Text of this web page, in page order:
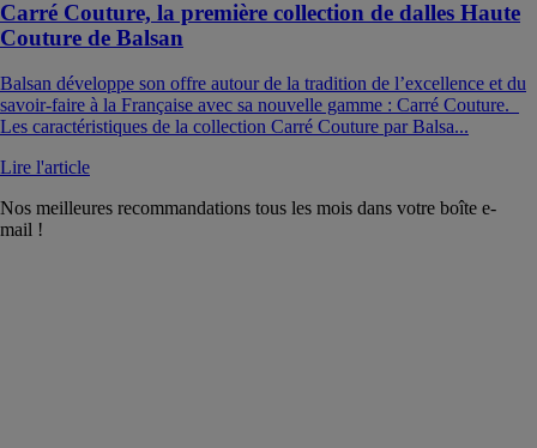
Carré Couture, la première collection de dalles Haute
Couture de Balsan
Balsan développe son offre autour de la tradition de l’excellence et du
savoir-faire à la Française avec sa nouvelle gamme : Carré Couture.
Les caractéristiques de la collection Carré Couture par Balsa...
Lire l'article
Nos meilleures recommandations tous les mois dans votre boîte e-
mail !